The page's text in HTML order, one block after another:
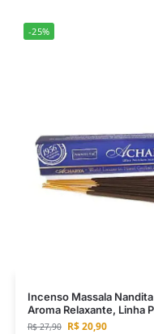
-25%
Incenso Massala
Aroma Relaxante, Linha
R$27,90 R$20,90